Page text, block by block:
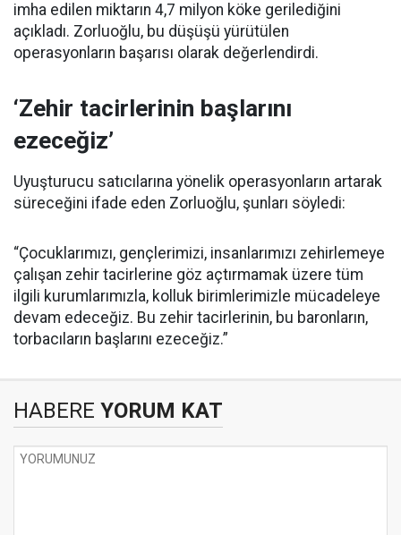
imha edilen miktarın 4,7 milyon köke gerilediğini
açıkladı. Zorluoğlu, bu düşüşü yürütülen
operasyonların başarısı olarak değerlendirdi.
‘Zehir tacirlerinin başlarını
ezeceğiz’
Uyuşturucu satıcılarına yönelik operasyonların artarak
süreceğini ifade eden Zorluoğlu, şunları söyledi:
“Çocuklarımızı, gençlerimizi, insanlarımızı zehirlemeye
çalışan zehir tacirlerine göz açtırmamak üzere tüm
ilgili kurumlarımızla, kolluk birimlerimizle mücadeleye
devam edeceğiz. Bu zehir tacirlerinin, bu baronların,
torbacıların başlarını ezeceğiz.”
HABERE YORUM KAT